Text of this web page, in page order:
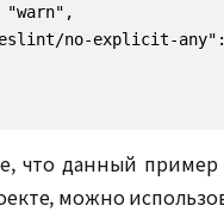
no-explicit-
что данный пример
можно